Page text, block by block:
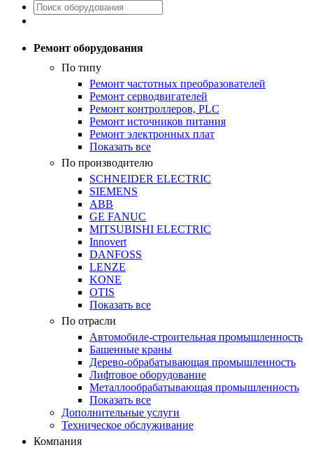
Ремонт оборудования
По типу
Ремонт частотных преобразователей
Ремонт серводвигателей
Ремонт контроллеров, PLC
Ремонт источников питания
Ремонт электронных плат
Показать все
По производителю
SCHNEIDER ELECTRIC
SIEMENS
ABB
GE FANUC
MITSUBISHI ELECTRIC
Innovert
DANFOSS
LENZE
KONE
OTIS
Показать все
По отрасли
Автомобиле-строительная промышленность
Башенные краны
Дерево-обрабатывающая промышленность
Лифтовое оборудование
Металлообрабатывающая промышленность
Показать все
Дополнительные услуги
Техническое обслуживание
Компания